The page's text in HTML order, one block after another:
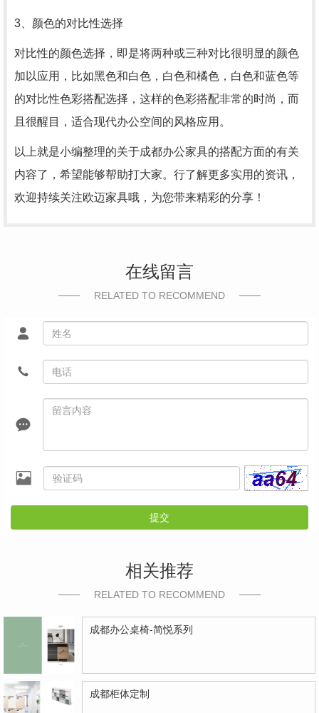
3、颜色的对比性选择
对比性的颜色选择，即是将两种或三种对比很明显的颜色
加以应用，比如黑色和白色，白色和橘色，白色和蓝色等
的对比性色彩搭配选择，这样的色彩搭配非常的时尚，而
且很醒目，适合现代办公空间的风格应用。
以上就是小编整理的关于成都办公家具的搭配方面的有关
内容了，希望能够帮助打大家。行了解更多实用的资讯，
欢迎持续关注欧迈家具哦，为您带来精彩的分享！
在线留言
RELATED TO RECOMMEND
提交
相关推荐
RELATED TO RECOMMEND
成都办公桌椅-简悦系列
成都柜体定制